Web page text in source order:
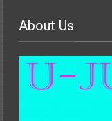
About Us